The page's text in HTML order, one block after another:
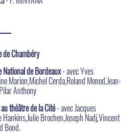
de Chambéry
de Bordeaux- avec Yves
Marion,Michel Cerda,Roland Monod,Jean-
Anthony
théâtre de la Cité- avec Jacques
Hankins,Julie Brochen,Joseph Nadj,Vincent
Bond.